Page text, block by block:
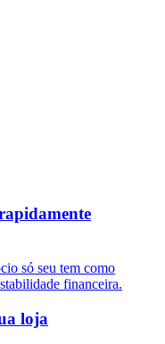
só seu tem como
financeira.
loja